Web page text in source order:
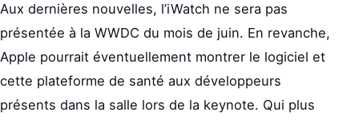
Aux dernières nouvelles, l’iWatch ne sera pas
présentée à la WWDC du mois de juin. En revanche,
Apple pourrait éventuellement montrer le logiciel et
cette plateforme de santé aux développeurs
présents dans la salle lors de la keynote. Qui plus